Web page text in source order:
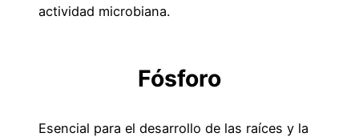
actividad microbiana.
Fósforo
Esencial para el desarrollo de las raíces y la